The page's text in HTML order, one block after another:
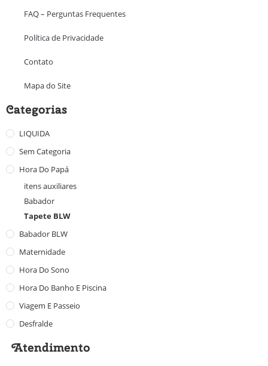
FAQ – Perguntas Frequentes
Política de Privacidade
Contato
Mapa do Site
Categorias
LIQUIDA
Sem Categoria
Hora Do Papá
itens auxiliares
Babador
Tapete BLW
Babador BLW
Maternidade
Hora Do Sono
Hora Do Banho E Piscina
Viagem E Passeio
Desfralde
Atendimento